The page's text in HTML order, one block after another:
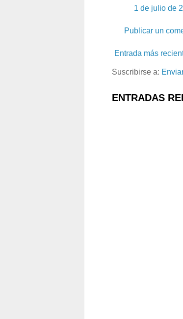
1 de julio de
Publicar un
Entrada más
Suscribirse a:
ENTRADAS